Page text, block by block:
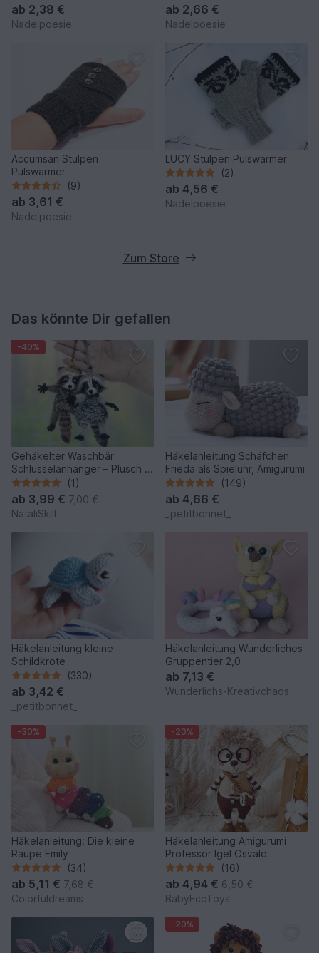
ab 2,38 €
Nadelpoesie
ab 2,66 €
Nadelpoesie
Accumsan Stulpen
Pulswärmer
(9)
ab 3,61 €
Nadelpoesie
LUCY Stulpen Pulswärmer
(2)
ab 4,56 €
Nadelpoesie
Zum Store
Das könnte Dir gefallen
-40%
Gehäkelter Waschbär
Schlüsselanhänger – Plüsch &
Stresshilfe.
(1)
ab 3,99 € 7,00 €
NataliSkill
Häkelanleitung Schäfchen
Frieda als Spieluhr, Amigurumi
(149)
ab 4,66 €
_petitbonnet_
Häkelanleitung kleine
Schildkröte
(330)
ab 3,42 €
_petitbonnet_
Häkelanleitung Wunderliches
Gruppentier 2,0
ab 7,13 €
Wunderlichs-Kreativchaos
-30%
Häkelanleitung: Die kleine
Raupe Emily
(34)
ab 5,11 € 7,68 €
Colorfuldreams
-20%
Häkelanleitung Amigurumi
Professor Igel Osvald
(16)
ab 4,94 € 6,50 €
BabyEcoToys
-20%